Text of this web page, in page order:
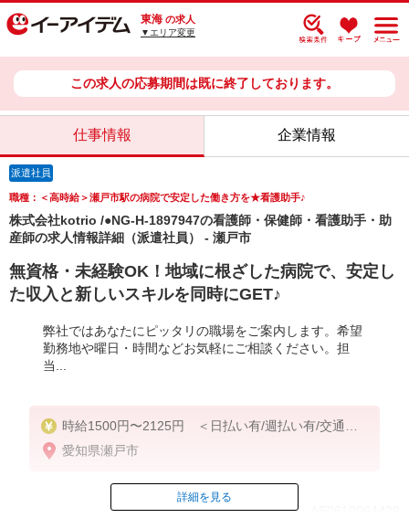
東海 の求人
▼エリア変更
この求人の応募期間は既に終了しております。
仕事情報 企業情報
派遣社員
職種：＜高時給＞瀬戸市駅の病院で安定した働き方を★看護助手♪
株式会社kotrio /●NG-H-1897947の看護師・保健師・看護助手・助
産師の求人情報詳細（派遣社員） - 瀬戸市
無資格・未経験OK！地域に根ざした病院で、安定し
た収入と新しいスキルを同時にGET♪
弊社ではあなたにピッタリの職場をご案内します。希望
勤務地や曜日・時間などお気軽にご相談ください。担
当...
時給1500円〜2125円 ＜日払い有/週払い有/交通費
全支給(ガソリン代含む)＞
愛知県瀬戸市
ID：AE0610064428
詳細を見る